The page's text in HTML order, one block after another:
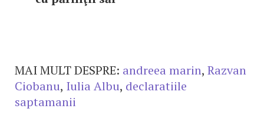
MAI MULT DESPRE: andreea marin, Razvan
Ciobanu, Iulia Albu, declaratiile
saptamanii